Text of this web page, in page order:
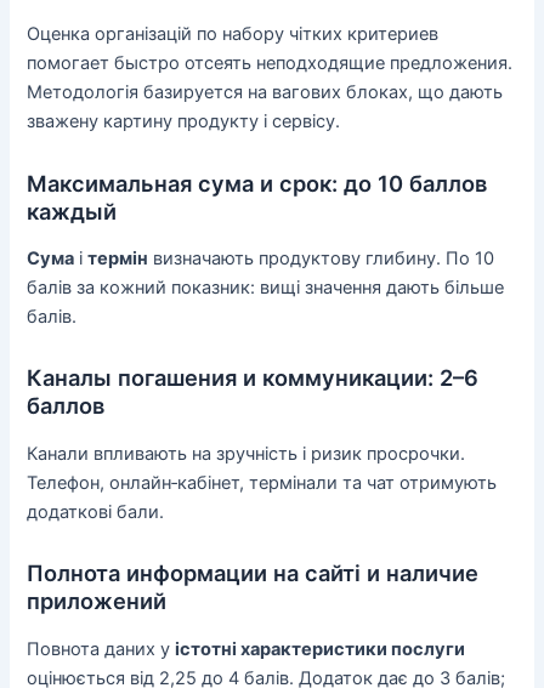
Оценка організацій по набору чітких критериев
помогает быстро отсеять неподходящие предложения.
Методологія базируется на вагових блоках, що дають
зважену картину продукту і сервісу.
Максимальная сума и срок: до 10 баллов
каждый
Сума ітермін визначають продуктову глибину. По 10
балів за кожний показник: вищі значення дають більше
балів.
Каналы погашения и коммуникации: 2–6
баллов
Канали впливають на зручність і ризик просрочки.
Телефон, онлайн‑кабінет, термінали та чат отримують
додаткові бали.
Полнота информации на сайті и наличие
приложений
Повнота даних уістотні характеристики послуги
оцінюється від 2,25 до 4 балів. Додаток дає до 3 балів;